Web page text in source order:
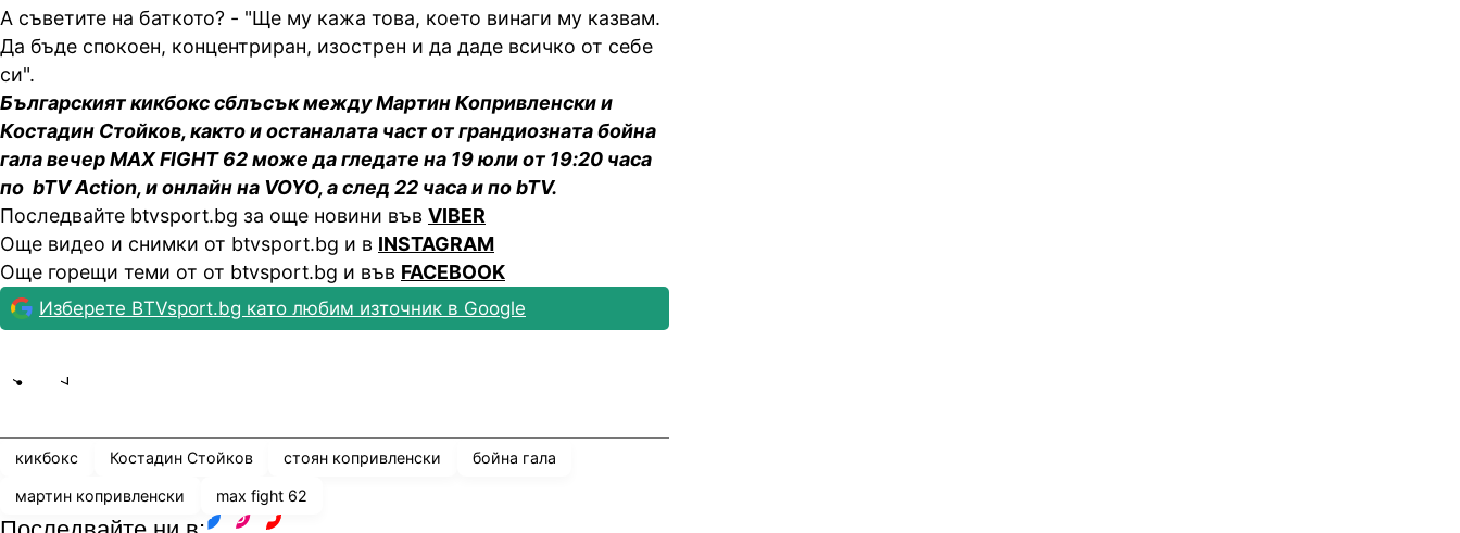
А съветите на баткото? - "Ще му кажа това, което винаги му казвам.
Да бъде спокоен, концентриран, изострен и да даде всичко от себе
си".
Българският кикбокс сблъсък между Мартин Копривленски и
Костадин Стойков, както и останалата част от грандиозната бойна
гала вечер MAX FIGHT 62 може да гледате на 19 юли от 19:20 часа
по bTV Action, и онлайн на VOYO, а след 22 часа и по bTV.
Последвайте btvsport.bg за още новини във VIBER
Още видео и снимки от btvsport.bg и в INSTAGRAM
Още горещи теми от от btvsport.bg и във FACEBOOK
Изберете BTVsport.bg като любим източник в Google
кикбокс Костадин Стойков стоян копривленски бойна гала
мартин копривленски max fight 62